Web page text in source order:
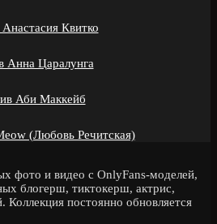
Квитко
Анна Царалунга
Аби Маккейб
(Любовь Речитская)
фото и видео с OnlyFans-моделей,
блогерш, тиктокерш, актрис,
постоянно обновляется